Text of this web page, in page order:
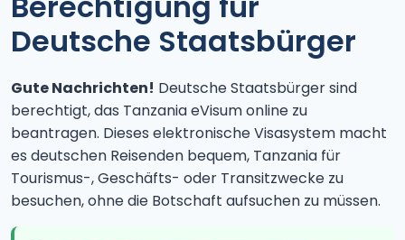
Deutsche Staatsbürger
Gute Nachrichten! Deutsche Staatsbürger sind
berechtigt, das Tanzania eVisum online zu
beantragen. Dieses elektronische Visasystem macht
es deutschen Reisenden bequem, Tanzania für
Tourismus-, Geschäfts- oder Transitzwecke zu
besuchen, ohne die Botschaft aufsuchen zu müssen.